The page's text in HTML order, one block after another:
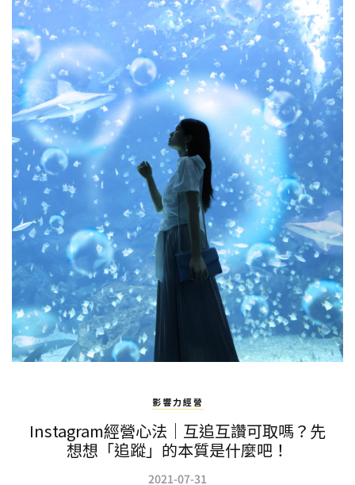
影響力經營
Instagram經營心法｜互追互讚可取嗎？先
想想「追蹤」的本質是什麼吧！
2021-07-31